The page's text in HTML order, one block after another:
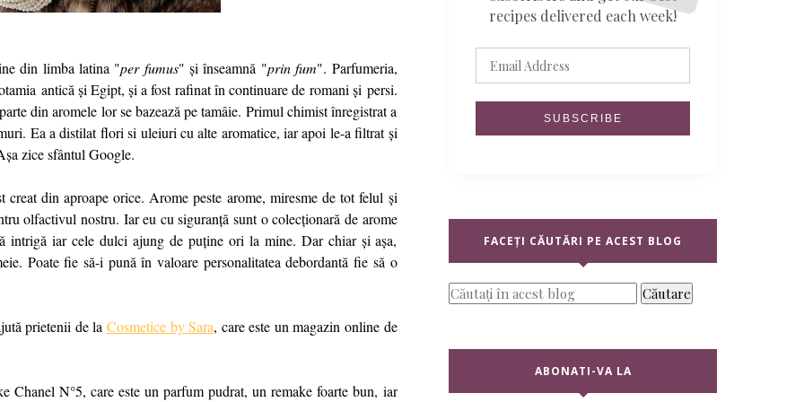
din limba latina "per fumus" și înseamnă "prin fum". Parfumeria,
antică și Egipt, și a fost rafinat în continuare deromaniși persi.
din aromele lor se bazează pe tamâie. Primul chimist înregistrat a
Ea a distilat flori si uleiuri cu alte aromatice, iar apoi le-a filtrat și
zice sfântul Google.
din aproape orice. Arome peste arome, miresme de tot felul și
olfactivul nostru. Iar eu cu siguranță sunt o colecționară de arome
intrigă iar cele dulci ajung de puține ori la mine. Dar chiar și așa,
Poate fie să-i pună în valoare personalitatea debordantă fie să o
prietenii de la Cosmetice by Sara, care este un magazin online de
Chanel N°5, care este un parfum pudrat, un remake foarte bun, iar
recipes delivered each week!
FACEȚI CĂUTĂRI PE ACEST BLOG
ABONATI-VA LA